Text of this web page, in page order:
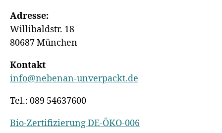
Adresse:
Willibaldstr. 18
80687 München
Kontakt
info@nebenan-unverpackt.de
Tel.: 089 54637600
Bio-Zertifizierung DE-ÖKO-006